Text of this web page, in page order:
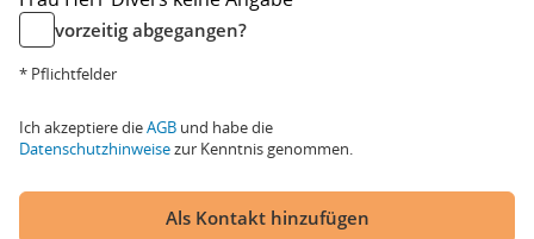
vorzeitig abgegangen?
* Pflichtfelder
Ich akzeptiere dieAGB und habe die
Datenschutzhinweisezur Kenntnis genommen.
Als Kontakt hinzufügen